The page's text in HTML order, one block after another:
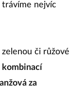
pracovního
nejvíc
či růžové